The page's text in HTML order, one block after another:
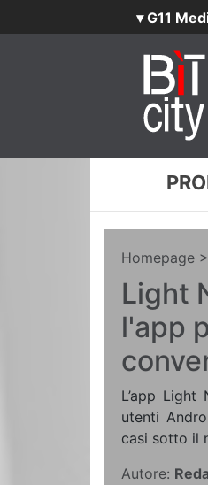
▾ G11
Homepage
Light
l'app
L’app
utenti
casi sotto il
Autore: